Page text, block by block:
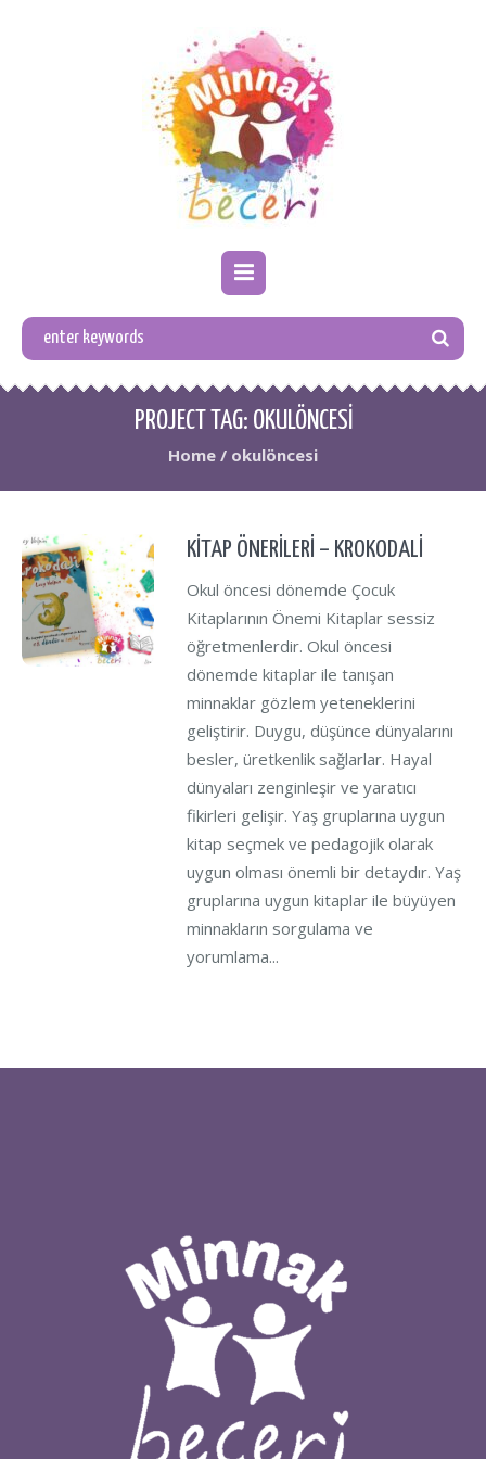
PROJECT TAG: OKULÖNCESI
Home / okulöncesi
KİTAP ÖNERİLERİ – KROKODALİ
Okul öncesi dönemde Çocuk
Kitaplarının Önemi Kitaplar sessiz
öğretmenlerdir. Okul öncesi
dönemde kitaplar ile tanışan
minnaklar gözlem yeteneklerini
geliştirir. Duygu, düşünce dünyalarını
besler, üretkenlik sağlarlar. Hayal
dünyaları zenginleşir ve yaratıcı
fikirleri gelişir. Yaş gruplarına uygun
kitap seçmek ve pedagojik olarak
uygun olması önemli bir detaydır. Yaş
gruplarına uygun kitaplar ile büyüyen
minnakların sorgulama ve
yorumlama...